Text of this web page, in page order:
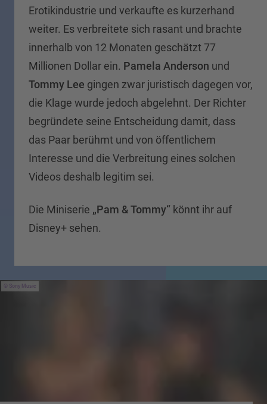
Erotikindustrie und verkaufte es kurzerhand
weiter. Es verbreitete sich rasant und brachte
innerhalb von 12 Monaten geschätzt 77
Millionen Dollar ein. Pamela Anderson und
Tommy Lee gingen zwar juristisch dagegen vor,
die Klage wurde jedoch abgelehnt. Der Richter
begründete seine Entscheidung damit, dass
das Paar berühmt und von öffentlichem
Interesse und die Verbreitung eines solchen
Videos deshalb legitim sei.
Die Miniserie „Pam & Tommy“ könnt ihr auf
Disney+ sehen.
Sony Music